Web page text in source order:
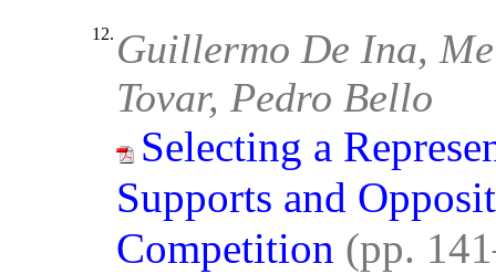
12. Guillermo De Ina,
Tovar, Pedro Bello
Selecting a
Supports and
Competition (pp.